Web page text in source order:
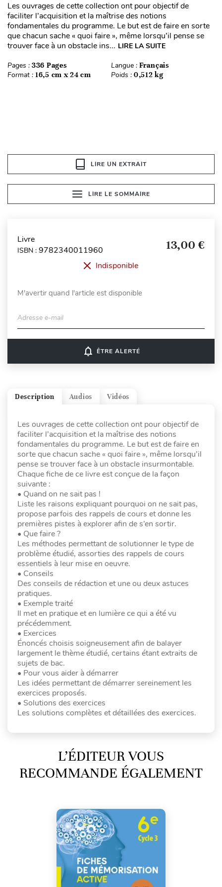
Les ouvrages de cette collection ont pour objectif de
faciliter l’acquisition et la maîtrise des notions
fondamentales du programme. Le but est de faire en sorte
que chacun sache « quoi faire », même lorsqu’il pense se
trouver face à un obstacle ins... LIRE LA SUITE
Pages : 336 Pages Langue : Français
Format : 16,5 cm x 24 cm Poids : 0,512 kg
LIRE UN EXTRAIT
LIRE LE SOMMAIRE
Livre
ISBN : 9782340011960 13,00 €
Indisponible
M'avertir quand l'article est disponible
Adresse e-mail
notifications_none ÊTRE ALERTÉ
Vidéos
Audios
Description
Les ouvrages de cette collection ont pour objectif de
faciliter l’acquisition et la maîtrise des notions
fondamentales du programme. Le but est de faire en
sorte que chacun sache « quoi faire », même lorsqu’il
pense se trouver face à un obstacle insurmontable.
Chaque fiche de ce livre est conçue de la façon
suivante :
• Quand on ne sait pas !
Liste les raisons expliquant pourquoi on ne sait pas,
propose parfois des rappels de cours et donne les
premières pistes à explorer afin de s’en sortir.
• Que faire ?
Les méthodes permettant de solutionner le type de
problème étudié, assorties des rappels de cours
essentiels à leur mise en oeuvre.
• Conseils
Des conseils de rédaction et une ou deux astuces
pratiques.
• Exemple traité
Il met en pratique et en lumière ce qui a été vu
précédemment.
• Exercices
Énoncés choisis soigneusement afin de balayer
largement le thème étudié, certains étant extraits de
sujets de bac.
• Pour vous aider à démarrer
Les idées permettant de démarrer sereinement les
exercices proposés.
• Solutions des exercices
Les solutions complètes et détaillées des exercices.
L’ÉDITEUR VOUS
RECOMMANDE ÉGALEMENT